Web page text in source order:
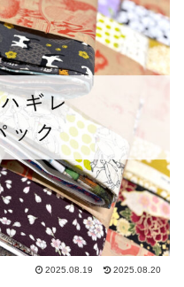
2025.08.19 2025.08.20